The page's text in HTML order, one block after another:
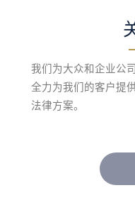
我们为大众和企业公
全力为我们的客户提
法律方案。